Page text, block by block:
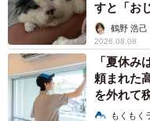
すと「お
鶴野 浩己
2026.08.08
「夏休み
頼まれた
を外れて
説】もくもく